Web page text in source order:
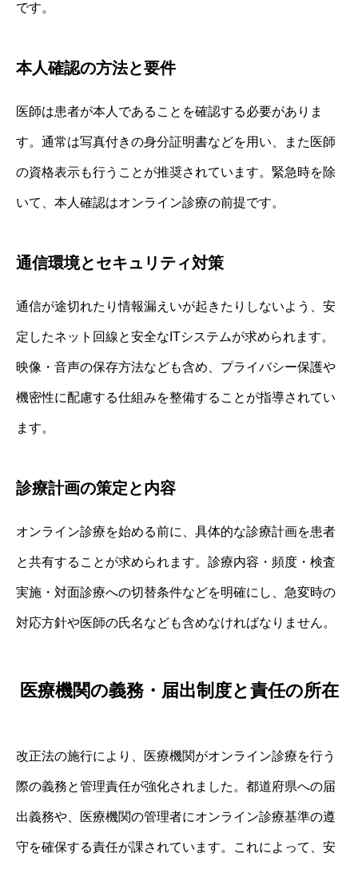
です。
本人確認の方法と要件
医師は患者が本人であることを確認する必要がありま
す。通常は写真付きの身分証明書などを用い、また医師
の資格表示も行うことが推奨されています。緊急時を除
いて、本人確認はオンライン診療の前提です。
通信環境とセキュリティ対策
通信が途切れたり情報漏えいが起きたりしないよう、安
定したネット回線と安全なITシステムが求められます。
映像・音声の保存方法なども含め、プライバシー保護や
機密性に配慮する仕組みを整備することが指導されてい
ます。
診療計画の策定と内容
オンライン診療を始める前に、具体的な診療計画を患者
と共有することが求められます。診療内容・頻度・検査
実施・対面診療への切替条件などを明確にし、急変時の
対応方針や医師の氏名なども含めなければなりません。
医療機関の義務・届出制度と責任の所在
改正法の施行により、医療機関がオンライン診療を行う
際の義務と管理責任が強化されました。都道府県への届
出義務や、医療機関の管理者にオンライン診療基準の遵
守を確保する責任が課されています。これによって、安